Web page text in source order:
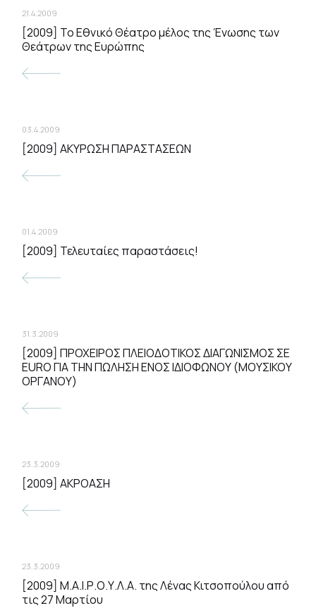
21.4.2009
[2009] Το Εθνικό Θέατρο μέλος της Ένωσης των
Θεάτρων της Ευρώπης
03.4.2009
[2009] ΑΚΥΡΩΣΗ ΠΑΡΑΣΤΑΣΕΩΝ
01.4.2009
[2009] Τελευταίες παραστάσεις!
31.3.2009
[2009] ΠΡΟΧΕΙΡΟΣ ΠΛΕΙΟΔΟΤΙΚΟΣ ΔΙΑΓΩΝΙΣΜΟΣ ΣΕ
EURO ΓΙΑ ΤΗΝ ΠΩΛΗΣΗ ΕΝΟΣ ΙΔΙΟΦΩΝΟΥ (ΜΟΥΣΙΚΟΥ
ΟΡΓΑΝΟΥ)
23.3.2009
[2009] ΑΚΡΟΑΣΗ
23.3.2009
[2009] Μ.Α.Ι.Ρ.Ο.Υ.Λ.Α. της Λένας Κιτσοπούλου από
τις 27 Μαρτίου